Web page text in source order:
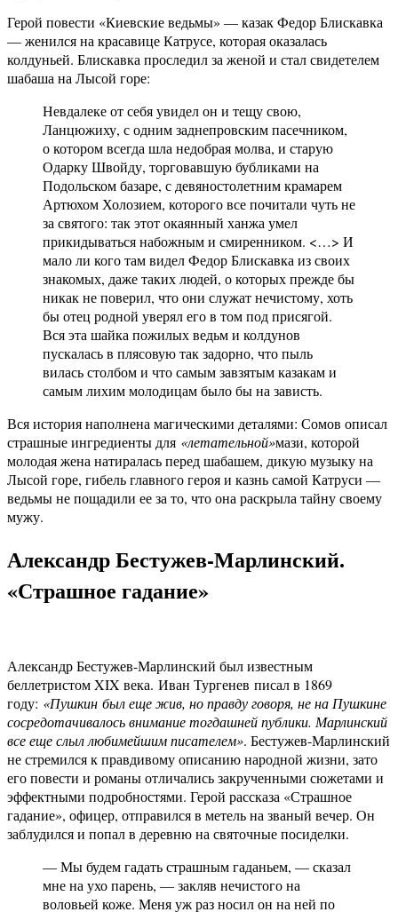
Герой повести «Киевские ведьмы» — казак Федор Блискавка
— женился на красавице Катрусе, которая оказалась
колдуньей. Блискавка проследил за женой и стал свидетелем
шабаша на Лысой горе:
Невдалеке от себя увидел он и тещу свою,
Ланцюжиху, с одним заднепровским пасечником,
о котором всегда шла недобрая молва, и старую
Одарку Швойду, торговавшую бубликами на
Подольском базаре, с девяностолетним крамарем
Артюхом Холозием, которого все почитали чуть не
за святого: так этот окаянный ханжа умел
прикидываться набожным и смиренником. <…> И
мало ли кого там видел Федор Блискавка из своих
знакомых, даже таких людей, о которых прежде бы
никак не поверил, что они служат нечистому, хоть
бы отец родной уверял его в том под присягой.
Вся эта шайка пожилых ведьм и колдунов
пускалась в плясовую так задорно, что пыль
вилась столбом и что самым завзятым казакам и
самым лихим молодицам было бы на зависть.
Вся история наполнена магическими деталями: Сомов описал
страшные ингредиенты для «летательной»мази, которой
молодая жена натиралась перед шабашем, дикую музыку на
Лысой горе, гибель главного героя и казнь самой Катруси —
ведьмы не пощадили ее за то, что она раскрыла тайну своему
мужу.
Александр Бестужев-Марлинский.
«Страшное гадание»
Александр Бестужев-Марлинский был известным
беллетристом XIX века. Иван Тургенев писал в 1869
году: «Пушкин был еще жив, но правду говоря, не на Пушкине
сосредотачивалось внимание тогдашней публики. Марлинский
все еще слыл любимейшим писателем». Бестужев-Марлинский
не стремился к правдивому описанию народной жизни, зато
его повести и романы отличались закрученными сюжетами и
эффектными подробностями. Герой рассказа «Страшное
гадание», офицер, отправился в метель на званый вечер. Он
заблудился и попал в деревню на святочные посиделки.
— Мы будем гадать страшным гаданьем, — сказал
мне на ухо парень, — закляв нечистого на
воловьей коже. Меня уж раз носил он на ней по